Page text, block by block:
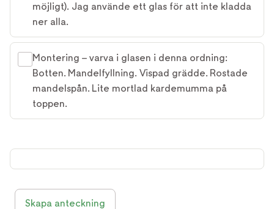
möjligt). Jag använde ett glas för att inte kladda
ner alla.
Montering – varva i glasen i denna ordning:
Botten. Mandelfyllning. Vispad grädde. Rostade
mandelspån. Lite mortlad kardemumma på
toppen.
Skapa anteckning